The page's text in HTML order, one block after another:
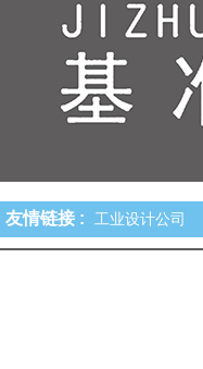
友情链接 : 工业设计公司